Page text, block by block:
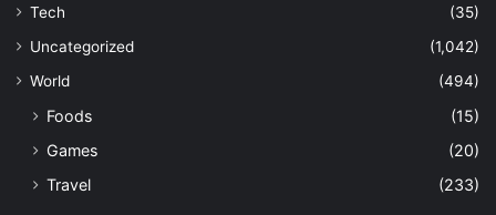
Tech
(35)
Uncategorized
(1,042)
World
(494)
Foods
(15)
Games
(20)
Travel
(233)